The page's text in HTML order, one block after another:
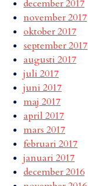
december 2017
november 2017
oktober 2017
september 2017
augusti 2017
juli 2017
juni 2017
maj 2017
april 2017
mars 2017
februari 2017
januari 2017
december 2016